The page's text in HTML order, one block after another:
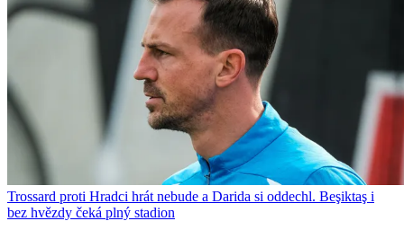
Trossard proti Hradci hrát nebude a Darida si oddechl. Beşiktaş i
bez hvězdy čeká plný stadion